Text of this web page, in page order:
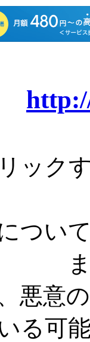
ック
つい
悪意
る可